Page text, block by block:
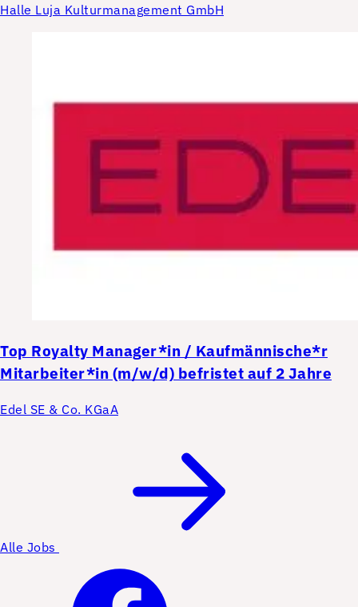
Halle Luja Kulturmanagement GmbH
Top Royalty Manager*in / Kaufmännische*r
Mitarbeiter*in (m/w/d) befristet auf 2 Jahre
Edel SE & Co. KGaA
Alle Jobs